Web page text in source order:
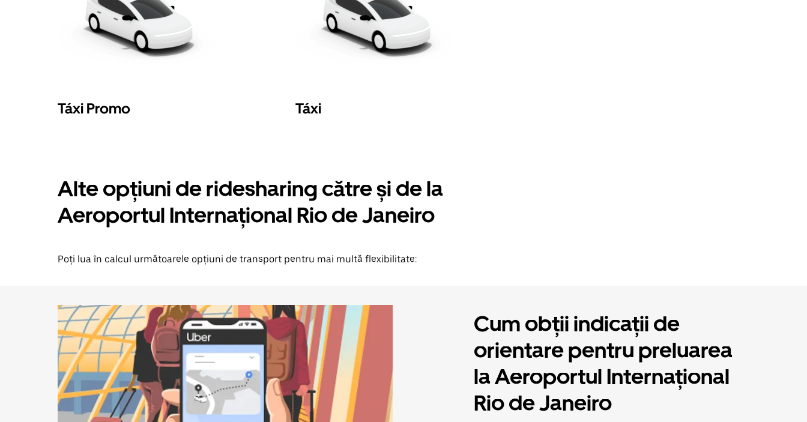
Táxi Promo Táxi
Alte opțiuni de ridesharing către și de la
Aeroportul Internațional Rio de Janeiro
Poți lua în calcul următoarele opțiuni de transport pentru mai multă flexibilitate:
Cum obții indicații de
orientare pentru preluarea
la Aeroportul Internațional
Rio de Janeiro